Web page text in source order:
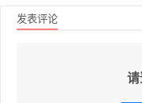
发表评论
请